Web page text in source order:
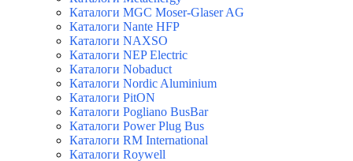
Каталоги MGC Moser-Glaser AG
Каталоги Nante HFP
Каталоги NAXSO
Каталоги NEP Electric
Каталоги Nobaduct
Каталоги Nordic Aluminium
Каталоги PitON
Каталоги Pogliano BusBar
Каталоги Power Plug Bus
Каталоги RM International
Каталоги Roywell